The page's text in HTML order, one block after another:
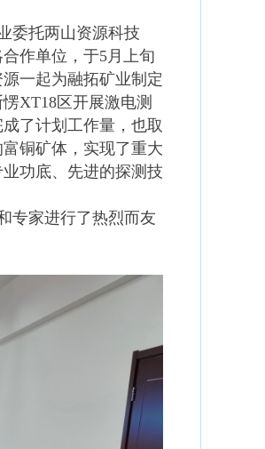
委托两山资源科技
作单位，于5月上旬
一起为融拓矿业制定
XT18区开展激电测
了计划工作量，也取
铜矿体，实现了重大
功底、先进的探测技
专家进行了热烈而友